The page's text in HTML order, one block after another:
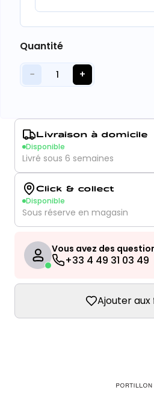
Quantité
− 1 +
Livraison à domicile
Disponible
Livré sous 6 semaines
Click & collect
Disponible
Sous réserve en magasin
Vous avez des
+33 4 49 31 03 49
Ajouter aux